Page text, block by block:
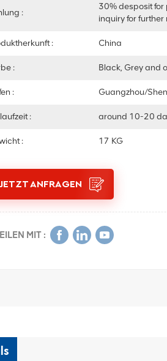
:
30% desposit
inquiry for further
: China
: Black, Grey and
: Guangzhou/
: around 10-20
: 17 KG
JETZT ANFRAGEN
MIT :